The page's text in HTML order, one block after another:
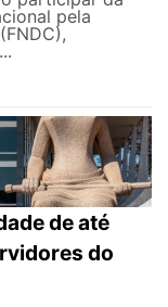
pela
de até
do